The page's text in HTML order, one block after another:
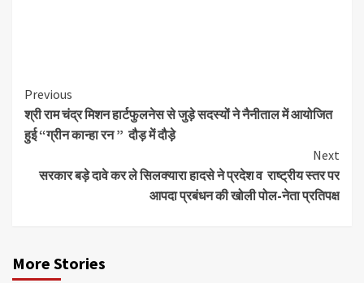
Continue
Reading
Previous
श्री राम चंद्र मिशन हार्टफुलनेस से जुड़े सदस्यों ने नैनीताल में आयोजित
हुई “ग्रीन कान्हा रन ” दौड़ में दौड़े
Next
सरकार बड़े दावे कर ले सिलक्यारा हादसे ने प्रदेश व राष्ट्रीय स्तर पर
आपदा प्रबंधन की खोली पोल-नेता प्रतिपक्ष
More Stories